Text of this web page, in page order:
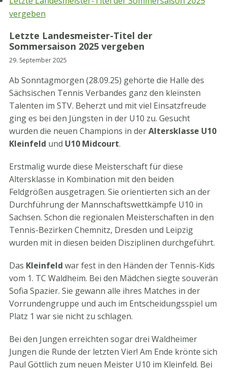
vergeben
Letzte Landesmeister-Titel der
Sommersaison 2025 vergeben
29. September 2025
Ab Sonntagmorgen (28.09.25) gehörte die Halle des
Sächsischen Tennis Verbandes ganz den kleinsten
Talenten im STV. Beherzt und mit viel Einsatzfreude
ging es bei den Jüngsten in der U10 zu. Gesucht
wurden die neuen Champions in derAltersklasse U10
Kleinfeld und U10 Midcourt.
Erstmalig wurde diese Meisterschaft für diese
Altersklasse in Kombination mit den beiden
Feldgrößen ausgetragen. Sie orientierten sich an der
Durchführung der Mannschaftswettkämpfe U10 in
Sachsen. Schon die regionalen Meisterschaften in den
Tennis-Bezirken Chemnitz, Dresden und Leipzig
wurden mit in diesen beiden Disziplinen durchgeführt.
Das Kleinfeld war fest in den Händen der Tennis-Kids
vom 1. TC Waldheim. Bei den Mädchen siegte souverän
Sofia Spazier. Sie gewann alle ihres Matches in der
Vorrundengruppe und auch im Entscheidungsspiel um
Platz 1 war sie nicht zu schlagen.
Bei den Jungen erreichten sogar drei Waldheimer
Jungen die Runde der letzten Vier! Am Ende krönte sich
Paul Göttlich zum neuen Meister U10 im Kleinfeld. Bei